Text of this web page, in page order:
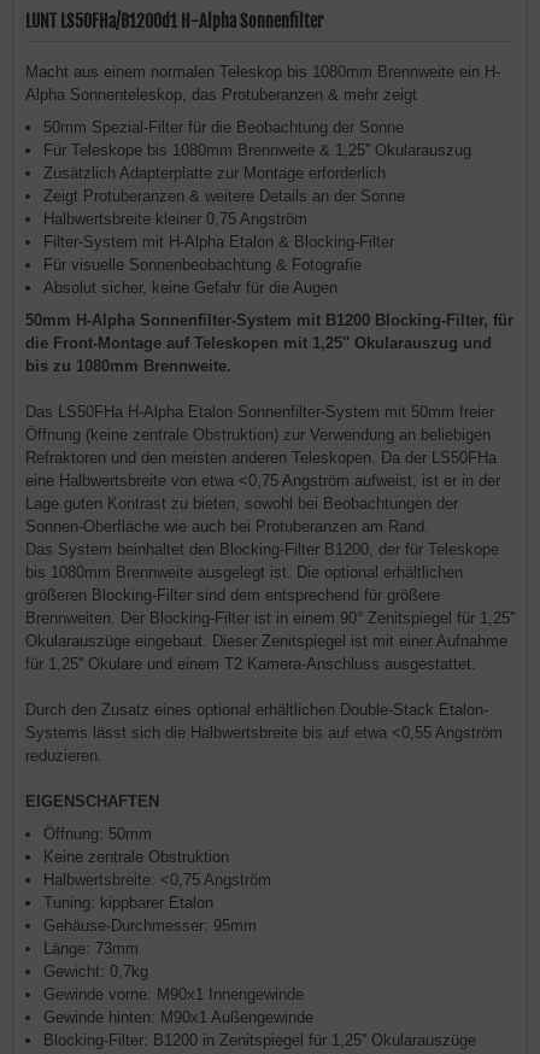
LUNT LS50FHa/B1200d1 H-Alpha Sonnenfilter
Macht aus einem normalen Teleskop bis 1080mm Brennweite ein H-
Alpha Sonnenteleskop, das Protuberanzen & mehr zeigt
50mm Spezial-Filter für die Beobachtung der Sonne
Für Teleskope bis 1080mm Brennweite & 1,25'' Okularauszug
Zusätzlich Adapterplatte zur Montage erforderlich
Zeigt Protuberanzen & weitere Details an der Sonne
Halbwertsbreite kleiner 0,75 Angström
Filter-System mit H-Alpha Etalon & Blocking-Filter
Für visuelle Sonnenbeobachtung & Fotografie
Absolut sicher, keine Gefahr für die Augen
50mm H-Alpha Sonnenfilter-System mit B1200 Blocking-Filter, für
die Front-Montage auf Teleskopen mit 1,25'' Okularauszug und
bis zu 1080mm Brennweite.
Das LS50FHa H-Alpha Etalon Sonnenfilter-System mit 50mm freier
Öffnung (keine zentrale Obstruktion) zur Verwendung an beliebigen
Refraktoren und den meisten anderen Teleskopen. Da der LS50FHa
eine Halbwertsbreite von etwa <0,75 Angström aufweist, ist er in der
Lage guten Kontrast zu bieten, sowohl bei Beobachtungen der
Sonnen-Oberfläche wie auch bei Protuberanzen am Rand.
Das System beinhaltet den Blocking-Filter B1200, der für Teleskope
bis 1080mm Brennweite ausgelegt ist. Die optional erhältlichen
größeren Blocking-Filter sind dem entsprechend für größere
Brennweiten. Der Blocking-Filter ist in einem 90° Zenitspiegel für 1,25''
Okularauszüge eingebaut. Dieser Zenitspiegel ist mit einer Aufnahme
für 1,25'' Okulare und einem T2 Kamera-Anschluss ausgestattet.
Durch den Zusatz eines optional erhältlichen Double-Stack Etalon-
Systems lässt sich die Halbwertsbreite bis auf etwa <0,55 Angström
reduzieren.
EIGENSCHAFTEN
Öffnung: 50mm
Keine zentrale Obstruktion
Halbwertsbreite: <0,75 Angström
Tuning: kippbarer Etalon
Gehäuse-Durchmesser: 95mm
Länge: 73mm
Gewicht: 0,7kg
Gewinde vorne: M90x1 Innengewinde
Gewinde hinten: M90x1 Außengewinde
Blocking-Filter: B1200 in Zenitspiegel für 1,25'' Okularauszüge